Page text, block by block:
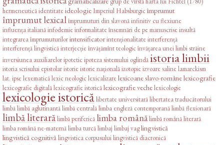
hermeneuticăidentitateideologieImperiul Habsburgicîmprumut
împrumut lexicalîmprumuturi din slavonăinfinitiv cu flexiune
influența italianăinfodemieinformalitateînsemnări de pe manuscriseinsultă
integrarea împrumuturilorintensificatorintenționalitateinterferență
interferență lingvisticăinterjecțieînvățămînt teologicînvățarea unei limbi străine
inversiunea auxiliareloripoteticipoteza sistemului oglindăistoria limbii
istoria scrisului epistolaristorieistorie naționalăizotopieizvoare salinelamarckism
lat. ipselexematicălexic neologiclexicalizarelexicoane slavo-românelexicografie
lexicografie digitalălexicografie istoricălexicografie vechelexicologie
lexicologie istoricălibertate universitarălibertatea traducătorului
limbălimbă aglutinantălimbă centralălimba engleză contemporanălimbă flexionară
limbă literarălimbă periferică limba românălimbă română literară
limba română ne-maternălimba turcălimbaj limbaj vaglingvistică
lingvistică cognitivălingvistica corpusuluilingvistică diacronică